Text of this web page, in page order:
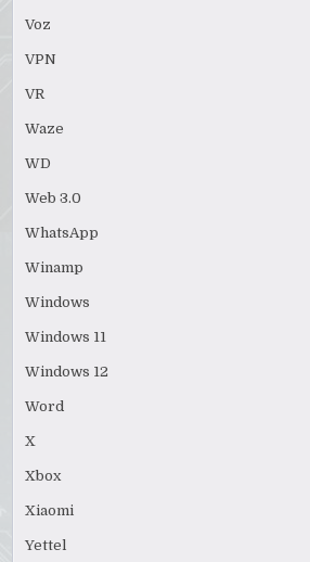
Voz
VPN
VR
Waze
WD
Web 3.0
WhatsApp
Winamp
Windows
Windows 11
Windows 12
Word
X
Xbox
Xiaomi
Yettel